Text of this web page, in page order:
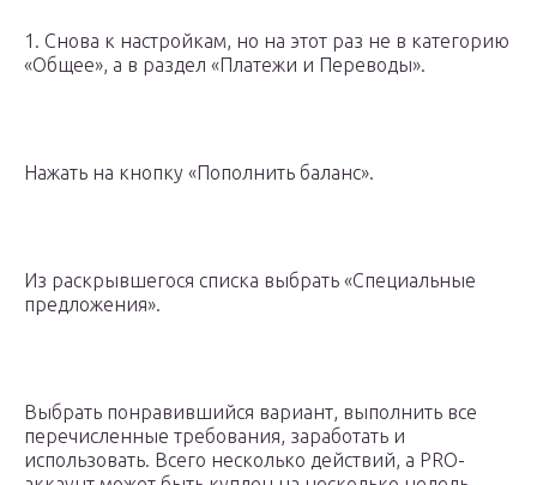
1. Снова к настройкам, но на этот раз не в категорию
«Общее», а в раздел «Платежи и Переводы».
Нажать на кнопку «Пополнить баланс».
Из раскрывшегося списка выбрать «Специальные
предложения».
Выбрать понравившийся вариант, выполнить все
перечисленные требования, заработать и
использовать. Всего несколько действий, а PRO-